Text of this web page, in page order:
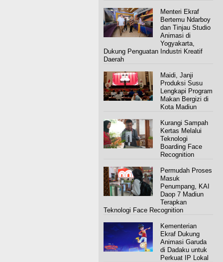
Menteri Ekraf
Bertemu Ndarboy
dan Tinjau Studio
Animasi di
Yogyakarta,
Dukung Penguatan Industri Kreatif
Daerah
Maidi, Janji
Produksi Susu
Lengkapi Program
Makan Bergizi di
Kota Madiun
Kurangi Sampah
Kertas Melalui
Teknologi
Boarding Face
Recognition
Permudah Proses
Masuk
Penumpang, KAI
Daop 7 Madiun
Terapkan
Teknologi Face Recognition
Kementerian
Ekraf Dukung
Animasi Garuda
di Dadaku untuk
Perkuat IP Lokal